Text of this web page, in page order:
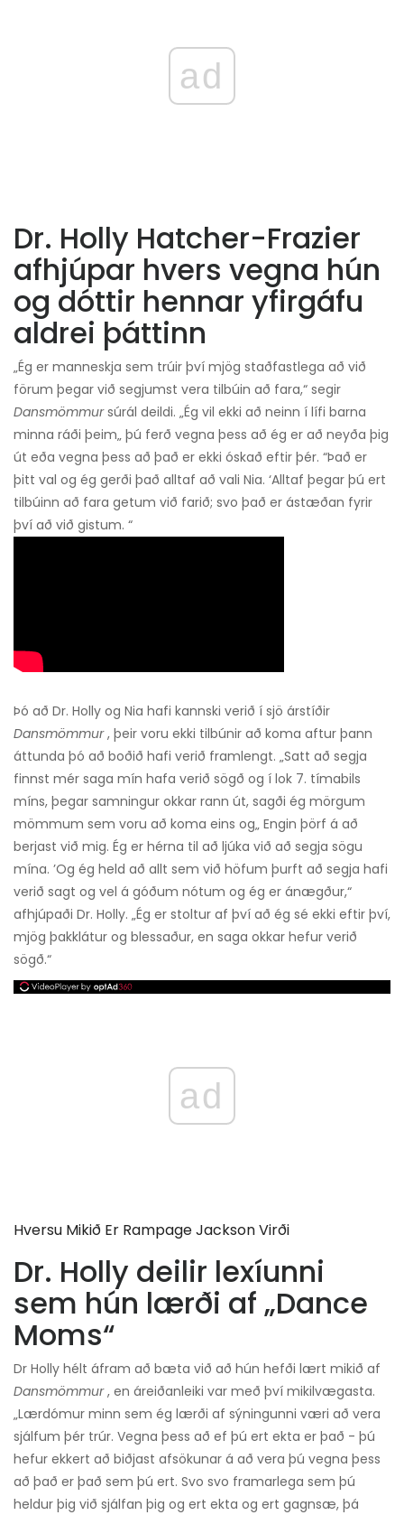
ad
Dr. Holly Hatcher-Frazier
afhjúpar hvers vegna hún
og dóttir hennar yfirgáfu
aldrei þáttinn
„Ég er manneskja sem trúir því mjög staðfastlega að við
förum þegar við segjumst vera tilbúin að fara,“ segir
Dansmömmursúrál deildi. „Ég vil ekki að neinn í lífi barna
minna ráði þeim„ þú ferð vegna þess að ég er að neyða þig
út eða vegna þess að það er ekki óskað eftir þér. “Það er
þitt val og ég gerði það alltaf að vali Nia. ‘Alltaf þegar þú ert
tilbúinn að fara getum við farið; svo það er ástæðan fyrir
því að við gistum. “
Þó að Dr. Holly og Nia hafi kannski verið í sjö árstíðir
Dansmömmur, þeir voru ekki tilbúnir að koma aftur þann
áttunda þó að boðið hafi verið framlengt. „Satt að segja
finnst mér saga mín hafa verið sögð og í lok 7. tímabils
míns, þegar samningur okkar rann út, sagði ég mörgum
mömmum sem voru að koma eins og„ Engin þörf á að
berjast við mig. Ég er hérna til að ljúka við að segja sögu
mína. ’Og ég held að allt sem við höfum þurft að segja hafi
verið sagt og vel á góðum nótum og ég er ánægður,“
afhjúpaði Dr. Holly. „Ég er stoltur af því að ég sé ekki eftir því,
mjög þakklátur og blessaður, en saga okkar hefur verið
sögð.“
ad
Hversu Mikið Er Rampage Jackson Virði
Dr. Holly deilir lexíunni
sem hún lærði af „Dance
Moms“
Dr Holly hélt áfram að bæta við að hún hefði lært mikið af
Dansmömmur, en áreiðanleiki var með því mikilvægasta.
„Lærdómur minn sem ég lærði af sýningunni væri að vera
sjálfum þér trúr. Vegna þess að ef þú ert ekta er það - þú
hefur ekkert að biðjast afsökunar á að vera þú vegna þess
að það er það sem þú ert. Svo svo framarlega sem þú
heldur þig við sjálfan þig og ert ekta og ert gagnsæ, þá